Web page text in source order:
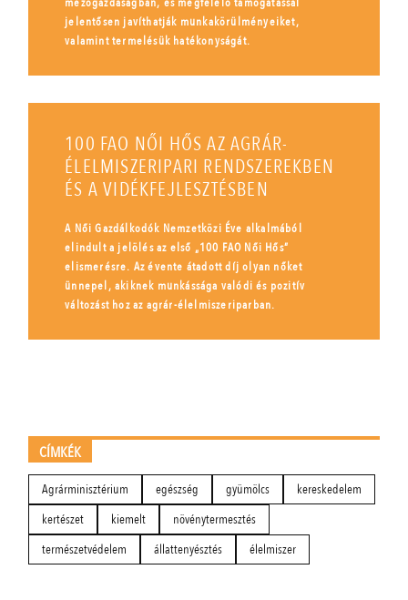
jelentősen javíthatják munkakörülményeiket,
valamint termelésük hatékonyságát.
100 FAO NŐI HŐS AZ AGRÁR-
ÉLELMISZERIPARI RENDSZEREKBEN
ÉS A VIDÉKFEJLESZTÉSBEN
A Női Gazdálkodók Nemzetközi Éve alkalmából
elindult a jelölés az első „100 FAO Női Hős”
elismerésre. Az évente átadott díj olyan nőket
ünnepel, akiknek munkássága valódi és pozitív
változást hoz az agrár-élelmiszeriparban.
CÍMKÉK
Agrárminisztérium egészség gyümölcs
kereskedelem
kertészet
kiemelt
növénytermesztés
természetvédelem
állattenyésztés élelmiszer